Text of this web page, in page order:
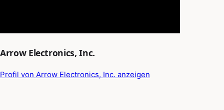
Arrow Electronics, Inc.
Profil von Arrow Electronics, Inc. anzeigen